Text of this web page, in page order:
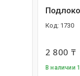
1730
2 800 ₸
В наличии